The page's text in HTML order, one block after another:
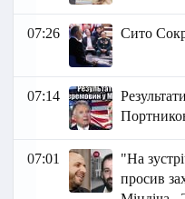
07:26 Сито
07:14
07:01
"На
просив